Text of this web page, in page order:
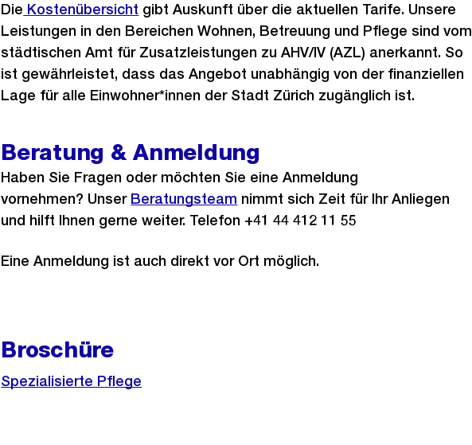
Die Kostenübersicht gibt Auskunft über die aktuellen Tarife. Unsere
Leistungen in den Bereichen Wohnen, Betreuung und Pflege sind vom
städtischen Amt für Zusatzleistungen zu AHV/IV (AZL) anerkannt. So
ist gewährleistet, dass das Angebot unabhängig von der finanziellen
Lage für alle Einwohner*innen der Stadt Zürich zugänglich ist.
Beratung & Anmeldung
Haben Sie Fragen oder möchten Sie eine Anmeldung
vornehmen? Unser Beratungsteam nimmt sich Zeit für Ihr Anliegen
und hilft Ihnen gerne weiter. Telefon +41 44 412 11 55
Eine Anmeldung ist auch direkt vor Ort möglich.
Broschüre
Spezialisierte Pflege